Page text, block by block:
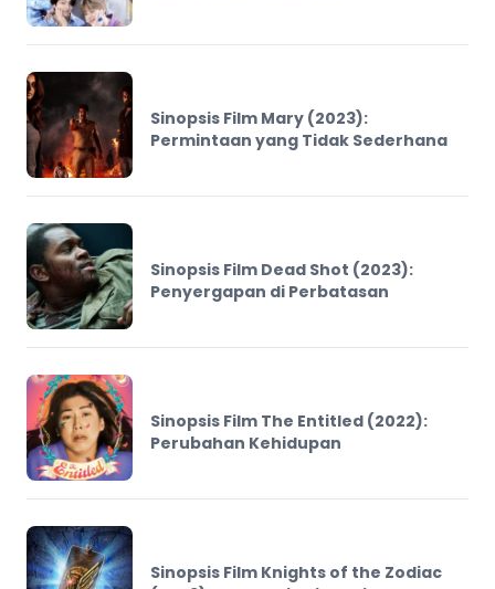
Sinopsis Film Mary (2023):
Permintaan yang Tidak Sederhana
Sinopsis Film Dead Shot (2023):
Penyergapan di Perbatasan
Sinopsis Film The Entitled (2022):
Perubahan Kehidupan
Sinopsis Film Knights of the Zodiac